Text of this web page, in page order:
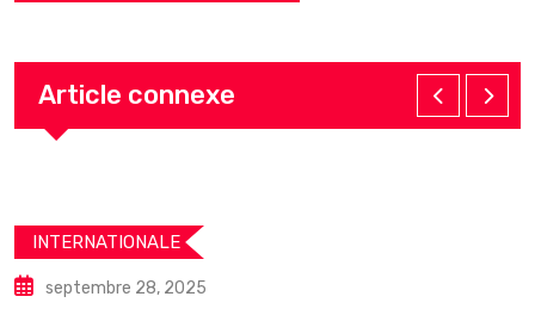
Article connexe
INTERNATIONALE
septembre 28, 2025